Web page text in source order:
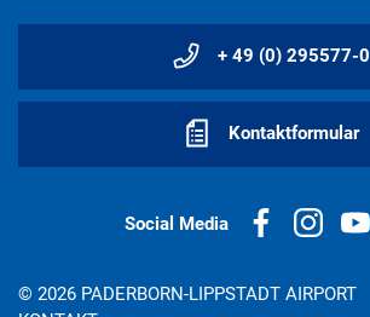
+ 49 (0) 295577-0
Kontaktformular
Social Media
© 2026 PADERBORN-LIPPSTADT AIRPORT